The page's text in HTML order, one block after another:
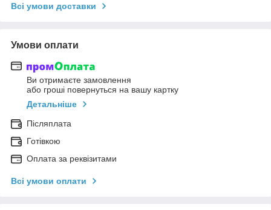
Всі умови доставки
Умови оплати
Ви отримаєте замовлення
або гроші повернуться на вашу картку
Детальніше
Післяплата
Готівкою
Оплата за реквізитами
Всі умови оплати